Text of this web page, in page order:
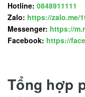
Hotline: 0848911111
Zalo: https://zalo.me/
Messenger: https://
Facebook: https://
Tổng hợp